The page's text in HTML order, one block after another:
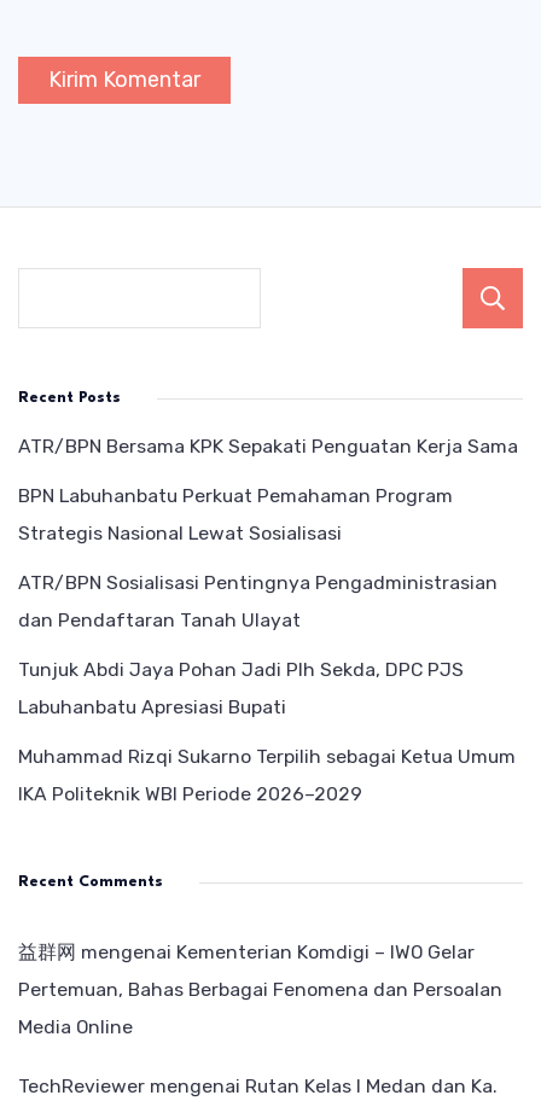
Recent Posts
ATR/BPN Bersama KPK Sepakati Penguatan Kerja Sama
BPN Labuhanbatu Perkuat Pemahaman Program
Strategis Nasional Lewat Sosialisasi
ATR/BPN Sosialisasi Pentingnya Pengadministrasian
dan Pendaftaran Tanah Ulayat
Tunjuk Abdi Jaya Pohan Jadi Plh Sekda, DPC PJS
Labuhanbatu Apresiasi Bupati
Muhammad Rizqi Sukarno Terpilih sebagai Ketua Umum
IKA Politeknik WBI Periode 2026–2029
Recent Comments
益群网 mengenai Kementerian Komdigi – IWO Gelar
Pertemuan, Bahas Berbagai Fenomena dan Persoalan
Media Online
TechReviewer mengenai Rutan Kelas I Medan dan Ka.